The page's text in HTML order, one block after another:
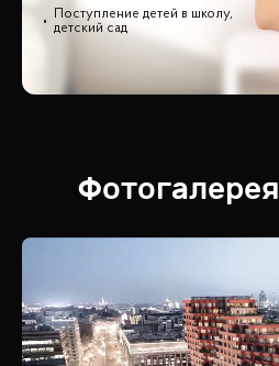
Поступление детей в школу,
детский сад
Фотогалерея